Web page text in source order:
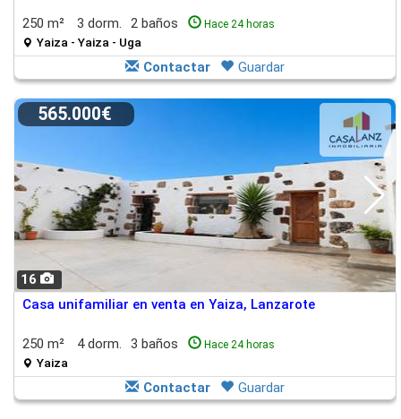
250 m² 3 dorm. 2 baños Hace 24 horas
Yaiza - Yaiza - Uga
Contactar Guardar
16
565.000€
Casa unifamiliar en venta en Yaiza, Lanzarote
250 m² 4 dorm. 3 baños Hace 24 horas
Yaiza
Contactar Guardar